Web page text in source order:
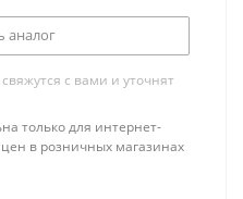
аналог
с вами и уточнят
только для интернет-
в розничных магазинах